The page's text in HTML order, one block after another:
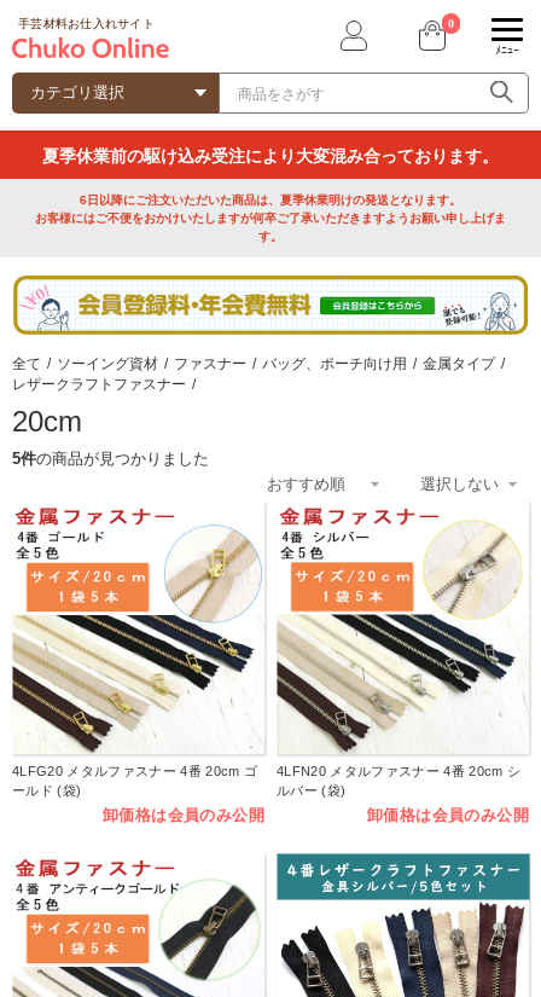
手芸材料お仕入れサイト 0
ﾒﾆｭｰ
夏季休業前の駆け込み受注により大変混み合っております。
6日以降にご注文いただいた商品は、夏季休業明けの発送となります。
お客様にはご不便をおかけいたしますが何卒ご了承いただきますようお願い申し上げま
す。
全て / ソーイング資材 / ファスナー / バッグ、ポーチ向け用 / 金属タイプ /
レザークラフトファスナー /
20cm
5件の商品が見つかりました
4LFG20 メタルファスナー 4番 20cm ゴ
ールド (袋)
卸価格は会員のみ公開
4LFN20 メタルファスナー 4番 20cm シ
ルバー (袋)
卸価格は会員のみ公開